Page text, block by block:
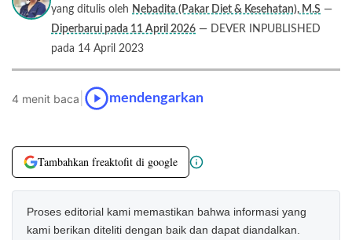
yang ditulis oleh Nebadita (Pakar Diet & Kesehatan), M.S —
Diperbarui pada 11 April 2026 — DEVER INPUBLISHED
pada 14 April 2023
4 menit baca mendengarkan
Tambahkan freaktofit di google
Proses editorial kami memastikan bahwa informasi yang
kami berikan diteliti dengan baik dan dapat diandalkan.